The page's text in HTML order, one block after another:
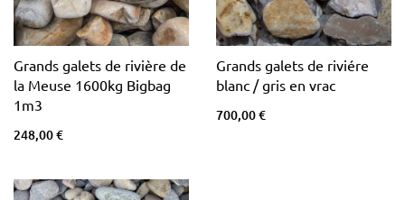
Grands galets de rivière de
la Meuse 1600kg Bigbag
1m3
248,00 €
Grands galets de riviére
blanc / gris en vrac
700,00 €